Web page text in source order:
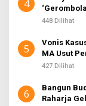
4
Sufmi
448 Dilihat
5
Vonis
MA Usut
427 Dilihat
6
Bangun
Raharja